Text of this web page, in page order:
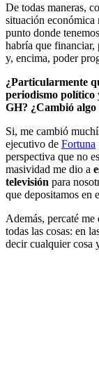
De todas maneras,
situación
punto donde
habría que financiar,
y, encima, poder
¿Particularmente
periodismo político
GH? ¿Cambió algo
Si, me cambió
ejecutivo de Fortuna
perspectiva que no
masividad me dio a
televisión para
que depositamos en
Además, percaté me
todas las cosas: en
decir cualquier cosa